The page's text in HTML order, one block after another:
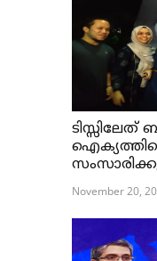
November 20,